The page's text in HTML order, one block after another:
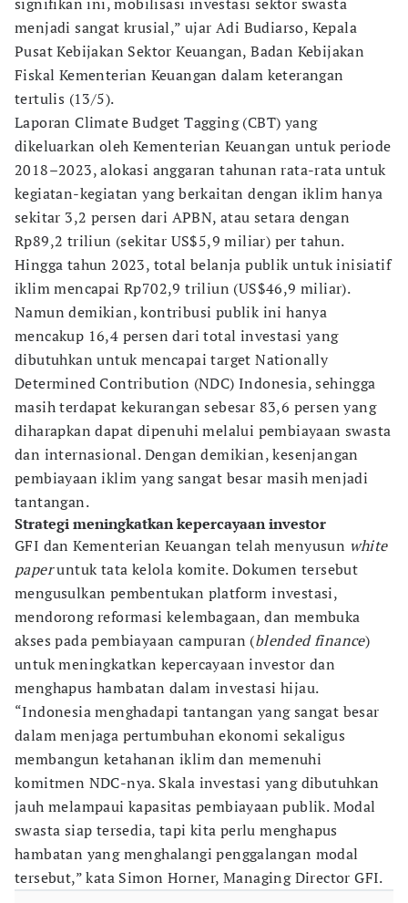
menjadi sangat krusial,” ujar Adi Budiarso, Kepala
Pusat Kebijakan Sektor Keuangan, Badan Kebijakan
Fiskal Kementerian Keuangan dalam keterangan
tertulis (13/5).
Laporan Climate Budget Tagging (CBT) yang
dikeluarkan oleh Kementerian Keuangan untuk periode
2018–2023, alokasi anggaran tahunan rata-rata untuk
kegiatan-kegiatan yang berkaitan dengan iklim hanya
sekitar 3,2 persen dari APBN, atau setara dengan
Rp89,2 triliun (sekitar US$5,9 miliar) per tahun.
Hingga tahun 2023, total belanja publik untuk inisiatif
iklim mencapai Rp702,9 triliun (US$46,9 miliar).
Namun demikian, kontribusi publik ini hanya
mencakup 16,4 persen dari total investasi yang
dibutuhkan untuk mencapai target Nationally
Determined Contribution (NDC) Indonesia, sehingga
masih terdapat kekurangan sebesar 83,6 persen yang
diharapkan dapat dipenuhi melalui pembiayaan swasta
dan internasional. Dengan demikian, kesenjangan
pembiayaan iklim yang sangat besar masih menjadi
tantangan.
Strategi meningkatkan kepercayaan investor
GFI dan Kementerian Keuangan telah menyusun white
paperuntuk tata kelola komite. Dokumen tersebut
mengusulkan pembentukan platform investasi,
mendorong reformasi kelembagaan, dan membuka
akses pada pembiayaan campuran (blended finance)
untuk meningkatkan kepercayaan investor dan
menghapus hambatan dalam investasi hijau.
“Indonesia menghadapi tantangan yang sangat besar
dalam menjaga pertumbuhan ekonomi sekaligus
membangun ketahanan iklim dan memenuhi
komitmen NDC-nya. Skala investasi yang dibutuhkan
jauh melampaui kapasitas pembiayaan publik. Modal
swasta siap tersedia, tapi kita perlu menghapus
hambatan yang menghalangi penggalangan modal
tersebut,” kata Simon Horner, Managing Director GFI.